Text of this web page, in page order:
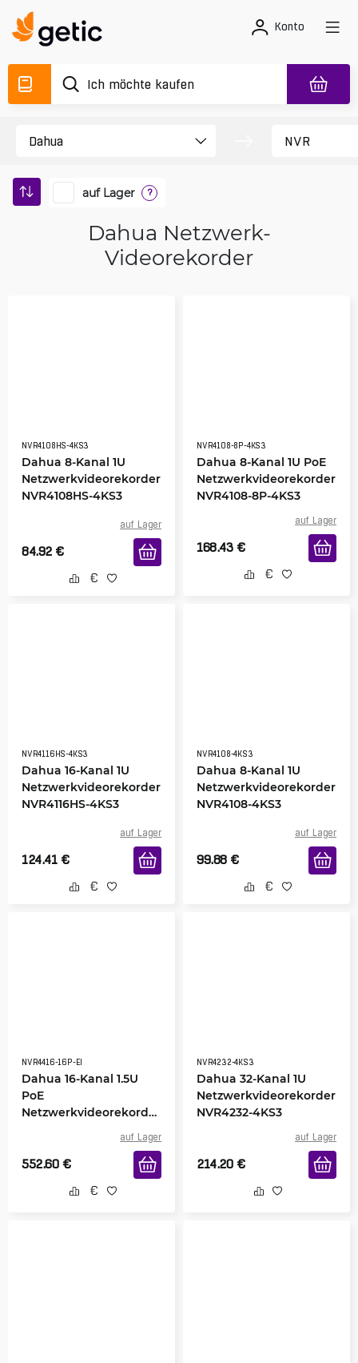
Konto
auf Lager ?
Dahua Netzwerk-
Videorekorder
NVR4108HS-4KS3
Dahua 8-Kanal 1U
Netzwerkvideorekorder
NVR4108HS-4KS3
auf Lager
84.92 €
NVR4108-8P-4KS3
Dahua 8-Kanal 1U PoE
Netzwerkvideorekorder
NVR4108-8P-4KS3
auf Lager
168.43 €
NVR4116HS-4KS3
Dahua 16-Kanal 1U
Netzwerkvideorekorder
NVR4116HS-4KS3
auf Lager
124.41 €
NVR4108-4KS3
Dahua 8-Kanal 1U
Netzwerkvideorekorder
NVR4108-4KS3
auf Lager
99.88 €
NVR4416-16P-EI
Dahua 16-Kanal 1.5U
PoE
Netzwerkvideorekorder
auf Lager
552.60 €
NVR4232-4KS3
Dahua 32-Kanal 1U
Netzwerkvideorekorder
NVR4232-4KS3
auf Lager
214.20 €